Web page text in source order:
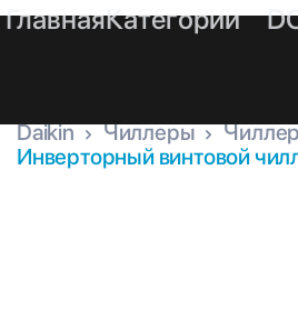
ГлавнаяКатегории
Daikin Чиллеры
Инверторный винтовой